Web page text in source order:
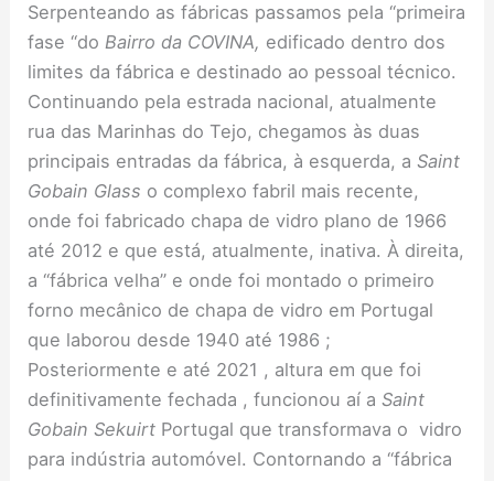
Serpenteando as fábricas passamos pela “primeira
fase “doBairro da COVINA, edificado dentro dos
limites da fábrica e destinado ao pessoal técnico.
Continuando pela estrada nacional, atualmente
rua das Marinhas do Tejo, chegamos às duas
principais entradas da fábrica, à esquerda, aSaint
Gobain Glass o complexo fabril mais recente,
onde foi fabricado chapa de vidro plano de 1966
até 2012 e que está, atualmente, inativa. À direita,
a “fábrica velha” e onde foi montado o primeiro
forno mecânico de chapa de vidro em Portugal
que laborou desde 1940 até 1986 ;
Posteriormente e até 2021 , altura em que foi
definitivamente fechada , funcionou aí aSaint
Gobain Sekuirt Portugal que transformava o vidro
para indústria automóvel. Contornando a “fábrica